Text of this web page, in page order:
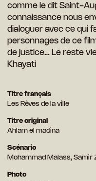
comme le dit Saint-
connaissance nous
dialoguer avec ce qui
personnages de ce
de justice… Le reste
Khayati
Titre français
Les Rêves de la ville
Titre original
Ahlam el madina
Scénario
Mohammad Malass, Samir
Photo